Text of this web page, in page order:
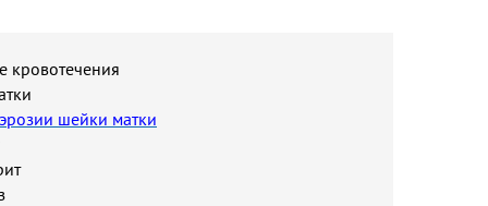
кровотечения
шейки матки